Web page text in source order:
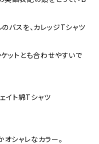
バスを、カレッジTシャツ
ケットとも合わせやすいで
イト綿Tシャツ
シャレなカラー。